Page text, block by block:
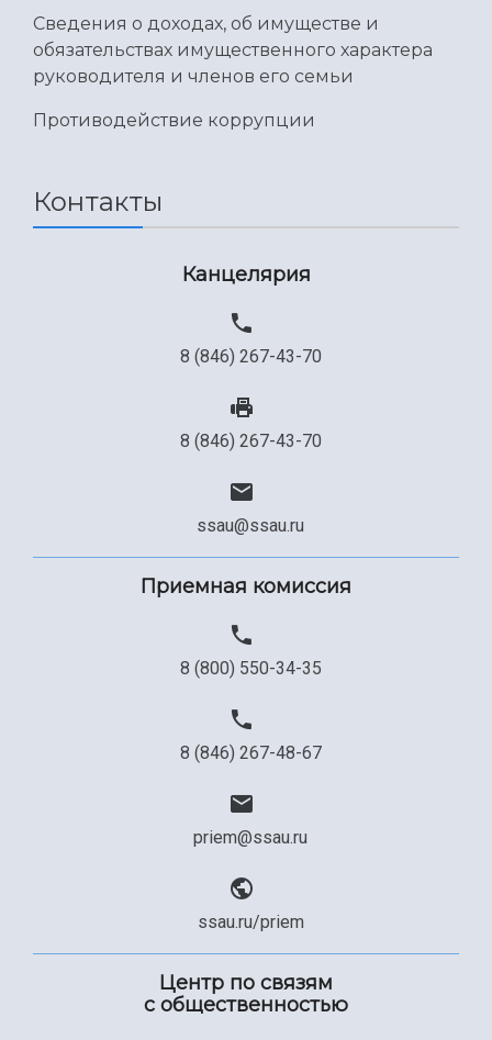
Сведения о доходах, об имуществе и
обязательствах имущественного характера
руководителя и членов его семьи
Противодействие коррупции
Контакты
Канцелярия
8 (846) 267-43-70
8 (846) 267-43-70
ssau@ssau.ru
Приемная комиссия
8 (800) 550-34-35
8 (846) 267-48-67
priem@ssau.ru
ssau.ru/priem
Центр по связям
с общественностью